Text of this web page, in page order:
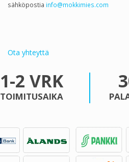
sähköpostia info@mokkimies.com
Ota yhteyttä
1-2 VRK
TOIMITUSAIKA